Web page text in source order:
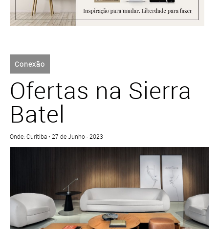
Conexão
Ofertas na Sierra
Batel
Onde: Curitiba • 27 de Junho - 2023